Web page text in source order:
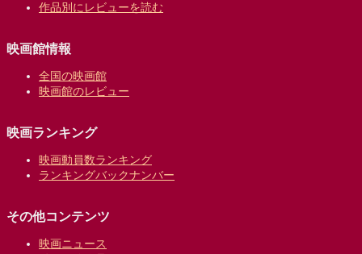
作品別にレビューを読む
映画館情報
全国の映画館
映画館のレビュー
映画ランキング
映画動員数ランキング
ランキングバックナンバー
その他コンテンツ
映画ニュース